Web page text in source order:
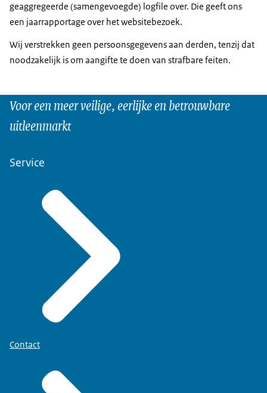
geaggregeerde (samengevoegde) logfile over. Die geeft ons
een jaarrapportage over het websitebezoek.
Wij verstrekken geen persoonsgegevens aan derden, tenzij dat
noodzakelijk is om aangifte te doen van strafbare feiten.
Voor een meer veilige, eerlijke en betrouwbare
uitleenmarkt
Service
Contact